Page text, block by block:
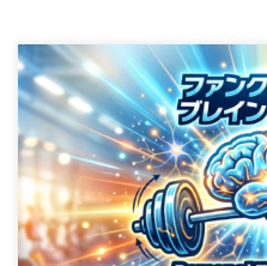
こんにちは。町田のパーソナル
太朗です。 「最近、親の背中